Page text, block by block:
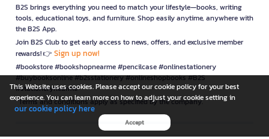
B2S brings everything you need to match your lifestyle—books, writing
tools, educational toys, and furniture. Shop easily anytime, anywhere with
the B2S App.
Join B2S Club to get early access to news, offers, and exclusive member
rewards! 👉 Sign up now!
#bookstore #bookshopnearme #pencilcase #onlinestationery
#buybooksonline #b2sstationery #onlineshopbooks #B2S
#stationerynearme
*Terms and conditions apply as specified by the company.
This Website uses cookies. Please accept our cookie policy for your best
experience. You can learn more on how to adjust your cookie setting in
our cookie policy here
Accept